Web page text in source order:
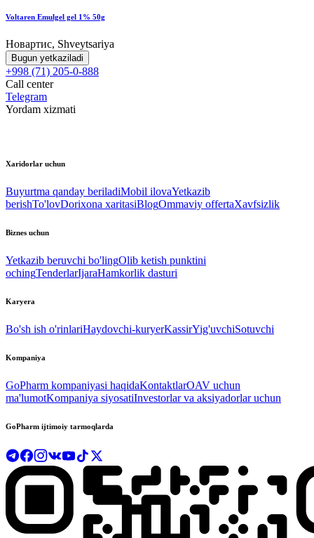
Voltaren Emulgel gel 1% 50g
Новартис, Shveytsariya
Bugun yetkaziladi
+998 (71) 205-0-888
Call center
Telegram
Yordam xizmati
Xaridorlar uchun
Buyurtma qanday beriladiMobil ilovaYetkazib
berishTo'lovDorixona xaritasiBlogOmmaviy offertaXavfsizlik
Biznes uchun
Yetkazib beruvchi bo'lingOlib ketish punktini
ochingTenderlarIjaraHamkorlik dasturi
Karyera
Bo'sh ish o'rinlariHaydovchi-kuryerKassirYig'uvchiSotuvchi
Kompaniya
GoPharm kompaniyasi haqidaKontaktlarOAV uchun
ma'lumotKompaniya siyosatiInvestorlar va aksiyadorlar uchun
GoPharm ijtimoiy tarmoqlarda